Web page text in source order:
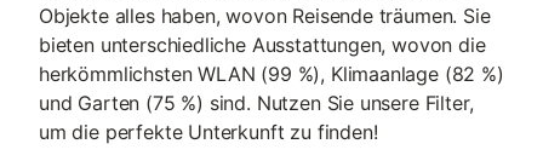
Objekte alles haben, wovon Reisende träumen. Sie
bieten unterschiedliche Ausstattungen, wovon die
herkömmlichsten WLAN (99 %), Klimaanlage (82 %)
und Garten (75 %) sind. Nutzen Sie unsere Filter,
um die perfekte Unterkunft zu finden!